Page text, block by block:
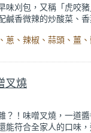
味刈包，又稱「虎咬
鹹香微辣的炒酸菜、
先把三層肉得表面煎香
叉燒
？！味噌叉燒，一道醬
能符合全家人的口味